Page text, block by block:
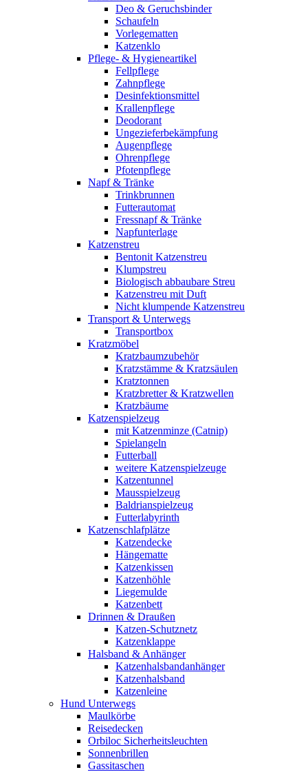
Deo & Geruchsbinder
Schaufeln
Vorlegematten
Katzenklo
Pflege- & Hygieneartikel
Fellpflege
Zahnpflege
Desinfektionsmittel
Krallenpflege
Deodorant
Ungezieferbekämpfung
Augenpflege
Ohrenpflege
Pfotenpflege
Napf & Tränke
Trinkbrunnen
Futterautomat
Fressnapf & Tränke
Napfunterlage
Katzenstreu
Bentonit Katzenstreu
Klumpstreu
Biologisch abbaubare Streu
Katzenstreu mit Duft
Nicht klumpende Katzenstreu
Transport & Unterwegs
Transportbox
Kratzmöbel
Kratzbaumzubehör
Kratzstämme & Kratzsäulen
Kratztonnen
Kratzbretter & Kratzwellen
Kratzbäume
Katzenspielzeug
mit Katzenminze (Catnip)
Spielangeln
Futterball
weitere Katzenspielzeuge
Katzentunnel
Mausspielzeug
Baldrianspielzeug
Futterlabyrinth
Katzenschlafplätze
Katzendecke
Hängematte
Katzenkissen
Katzenhöhle
Liegemulde
Katzenbett
Drinnen & Draußen
Katzen-Schutznetz
Katzenklappe
Halsband & Anhänger
Katzenhalsbandanhänger
Katzenhalsband
Katzenleine
Hund Unterwegs
Maulkörbe
Reisedecken
Orbiloc Sicherheitsleuchten
Sonnenbrillen
Gassitaschen